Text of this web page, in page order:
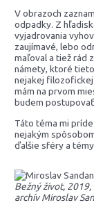
V obrazoch
odpadky. Z
vyjadrovania
zaujímavé, lebo
maľoval a tiež rád
námety, ktoré
nejakej
mám na prvom
budem
Táto téma mi
nejakým
ďalšie sféry a
Bežný život,
archív Miroslav